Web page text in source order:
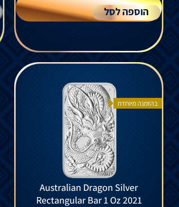
הוספה לסל
בהזמנה מיוחדת
Australian Dragon Silver
Rectangular Bar 1 Oz 2021